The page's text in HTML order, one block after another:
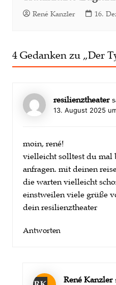
René Kanzler 16.
4 Gedanken zu „Der
resilienztheater
13. August 2025
moin, rené!
vielleicht solltest du mal
anfragen. mit deinen
die warten vielleicht
einstweilen viele grüße
dein resilienztheater
Antworten
René Kanzler